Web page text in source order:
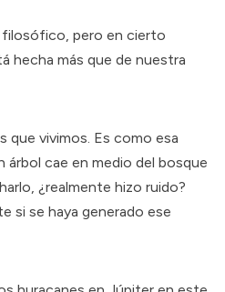
filosófico, pero en cierto
hecha más que de nuestra
que vivimos. Es como esa
árbol cae en medio del bosque
¿realmente hizo ruido?
si se haya generado ese